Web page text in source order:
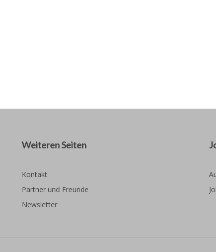
Weiteren Seiten
Kontakt
Partner und Freunde
Newsletter